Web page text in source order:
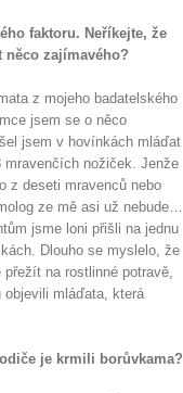
faktoru. Neříkejte, že
zajímavého?
z mojeho badatelského
jsem se o něco
jsem v hovínkách mláďat
mravenčích nožiček. Jenže
z deseti mravenců nebo
ze mě asi už nebude…
jsme loni přišli na jednu
Dlouho se myslelo, že
na rostlinné potravě,
mláďata, která
je krmili borůvkama?